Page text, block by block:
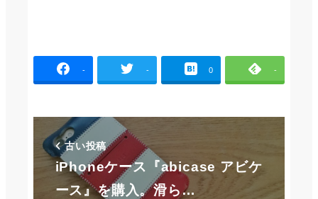
- - 0 -
古い投稿
iPhoneケース『abicase アビケ
ース』を購入。滑ら…